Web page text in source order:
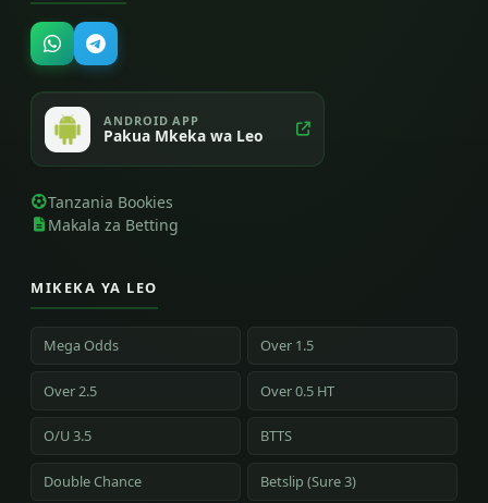
ANDROID APP
Pakua Mkeka wa Leo
Tanzania Bookies
Makala za Betting
MIKEKA YA LEO
Mega Odds Over 1.5
Over 2.5 Over 0.5 HT
O/U 3.5 BTTS
Double Chance Betslip (Sure 3)